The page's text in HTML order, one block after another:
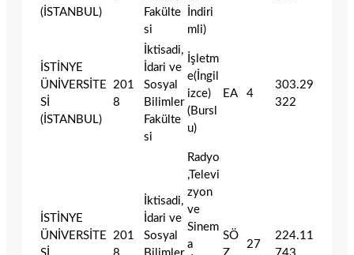
(İSTANBUL)
Fakülte
si
İndiri
mli)
İSTİNYE
ÜNİVERSİTE
Sİ
(İSTANBUL)
201
8
İktisadi,
İdari ve
Sosyal
Bilimler
Fakülte
si
İşletm
e(İngil
izce)
(Bursl
u)
EA 4
303.29
322
İSTİNYE
ÜNİVERSİTE
201
İktisadi,
İdari ve
Sosyal
Radyo
,Televi
zyon
ve
Sinem
a
SÖ
27
224.11